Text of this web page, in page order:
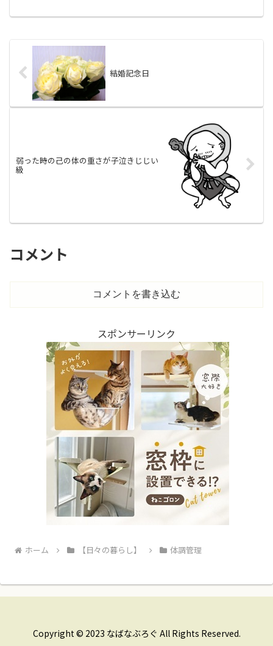
結婚記念日
弱った時の己の体の重さが子泣きじじい
級
コメント
コメントを書き込む
スポンサーリンク
ホーム 【日々の暮らし】 体調管理
Copyright © 2023 なばなぶろぐ All Rights Reserved.